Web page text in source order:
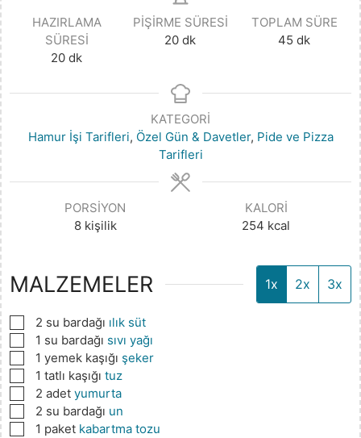
HAZIRLAMA
SÜRESI
20 dk
PIŞIRME SÜRESI
20 dk
TOPLAM SÜRE
45 dk
KATEGORI
Hamur İşi Tarifleri, Özel Gün & Davetler, Pide ve Pizza
Tarifleri
PORSIYON
8 kişilik
KALORI
254 kcal
MALZEMELER 1x 2x 3x
▢
2 su bardağı ılık süt
▢1 su bardağı sıvı yağı
▢1 yemek kaşığı şeker
▢1 tatlı kaşığı tuz
▢
2 adet yumurta
▢
2 su bardağı un
▢1 paket kabartma tozu